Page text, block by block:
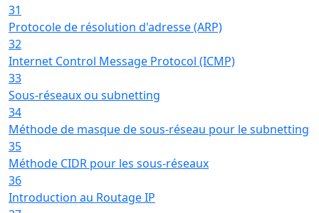
31
Protocole de résolution d'adresse (ARP)
32
Internet Control Message Protocol (ICMP)
33
Sous-réseaux ou subnetting
34
Méthode de masque de sous-réseau pour le subnetting
35
Méthode CIDR pour les sous-réseaux
36
Introduction au Routage IP